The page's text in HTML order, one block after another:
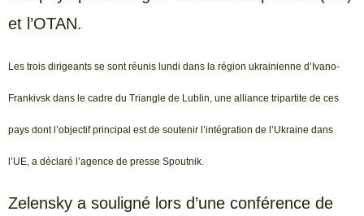
et l’OTAN.
Les trois dirigeants se sont réunis lundi dans la région ukrainienne d’Ivano-
Frankivsk dans le cadre du Triangle de Lublin, une alliance tripartite de ces
pays dont l’objectif principal est de soutenir l’intégration de l’Ukraine dans
l’UE, a déclaré l’agence de presse Spoutnik.
Zelensky a souligné lors d’une conférence de